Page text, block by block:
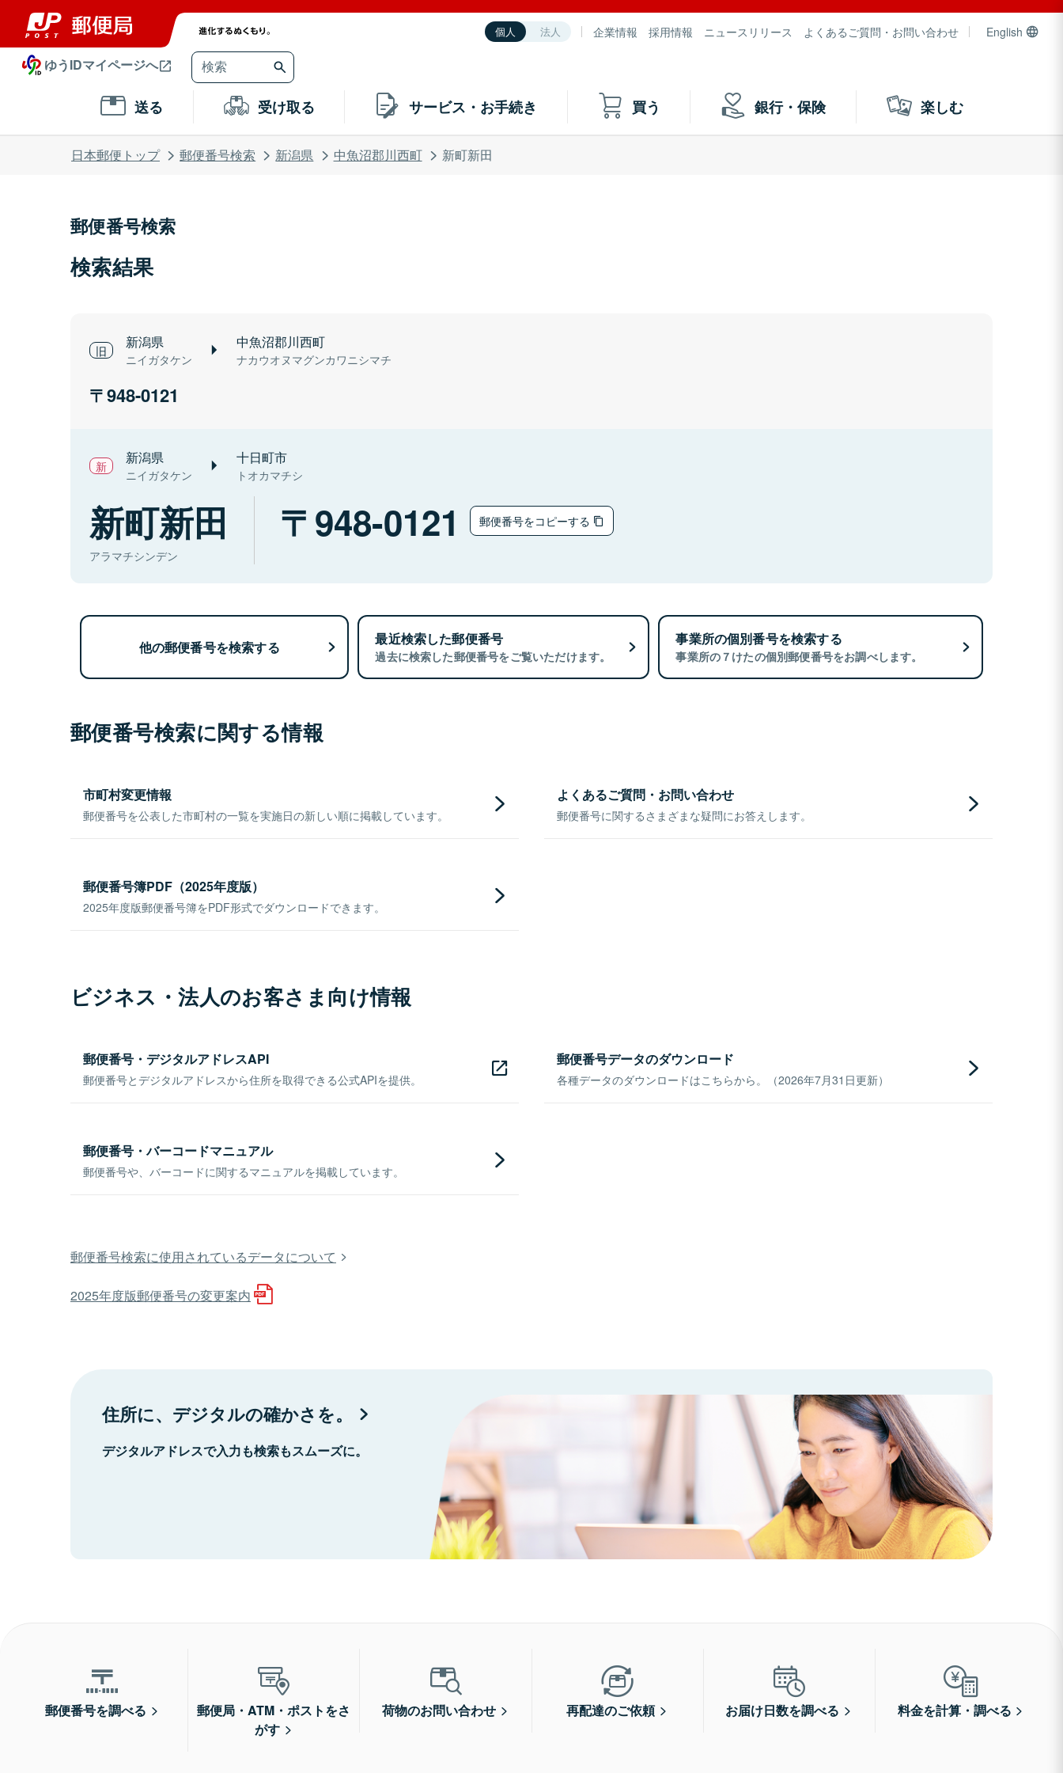
個人 法人 企業情報 採用情報 ニュースリリース よくあるご質問・お問い合わせ English
ゆうIDマイページへ
送る 受け取る サービス・お手続き 買う 銀行・保険 楽しむ
日本郵便トップ 郵便番号検索 新潟県 中魚沼郡川西町 新町新田
郵便番号検索
検索結果
新潟県
ニイガタケン
中魚沼郡川西町
ナカウオヌマグンカワニシマチ
948-0121
新潟県
ニイガタケン
十日町市
トオカマチシ
新町新田
アラマチシンデン
948-0121 郵便番号をコピーする
他の郵便番号を検索する 最近検索した郵便番号
過去に検索した郵便番号をご覧いただけます。
事業所の個別番号を検索する
事業所の７けたの個別郵便番号をお調べします。
郵便番号検索に関する情報
市町村変更情報
郵便番号を公表した市町村の一覧を実施日の新しい順に掲載しています。
よくあるご質問・お問い合わせ
郵便番号に関するさまざまな疑問にお答えします。
郵便番号簿PDF（2025年度版）
2025年度版郵便番号簿をPDF形式でダウンロードできます。
ビジネス・法人のお客さま向け情報
郵便番号・デジタルアドレスAPI
郵便番号とデジタルアドレスから住所を取得できる公式APIを提供。
郵便番号データのダウンロード
各種データのダウンロードはこちらから。（2026年7月31日更新）
郵便番号・バーコードマニュアル
郵便番号や、バーコードに関するマニュアルを掲載しています。
郵便番号検索に使用されているデータについて
2025年度版郵便番号の変更案内
住所に、デジタルの確かさを。
デジタルアドレスで入力も検索もスムーズに。
郵便番号を調べる
郵便局・ATM・ポストをさ
がす
荷物のお問い合わせ 再配達のご依頼 お届け日数を調べる 料金を計算・調べる